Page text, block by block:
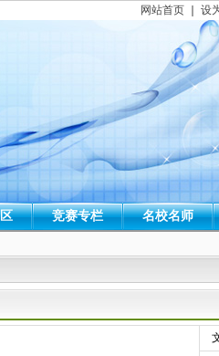
网站首页 设
竞赛专栏 名校名师